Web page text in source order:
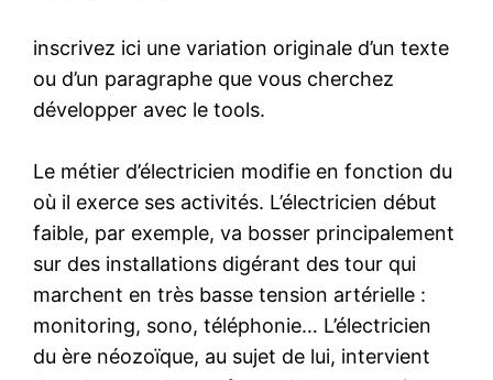
inscrivez ici une variation originale d’un texte
ou d’un paragraphe que vous cherchez
développer avec le tools.
Le métier d’électricien modifie en fonction du
où il exerce ses activités. L’électricien début
faible, par exemple, va bosser principalement
sur des installations digérant des tour qui
marchent en très basse tension artérielle :
monitoring, sono, téléphonie… L’électricien
du ère néozoïque, au sujet de lui, intervient